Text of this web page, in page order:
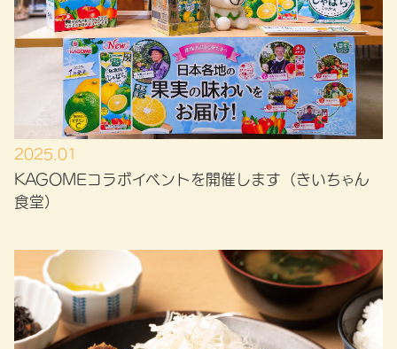
2025.01
KAGOMEコラボイベントを開催します（きいちゃん
食堂）